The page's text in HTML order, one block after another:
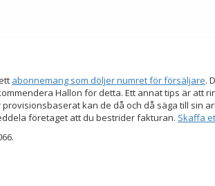
abonnemang som döljer numret för försäljare.
Hallon för detta. Ett annat tips är att
kan de då och då säga till sin
företaget att du bestrider fakturan. Skaffa